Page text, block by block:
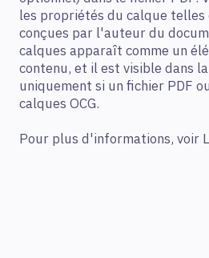
les propriétés du calque
conçues par l'auteur du
calques apparaît comme un
contenu, et il est visible dans
uniquement si un fichier PDF
calques OCG.
Pour plus d'informations, voir